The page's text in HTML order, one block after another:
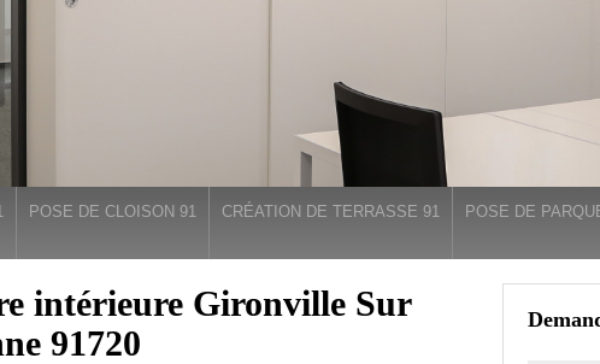
POSE DE CLOISON 91 CRÉATION DE TERRASSE 91 POSE DE
intérieure Gironville Sur
91720